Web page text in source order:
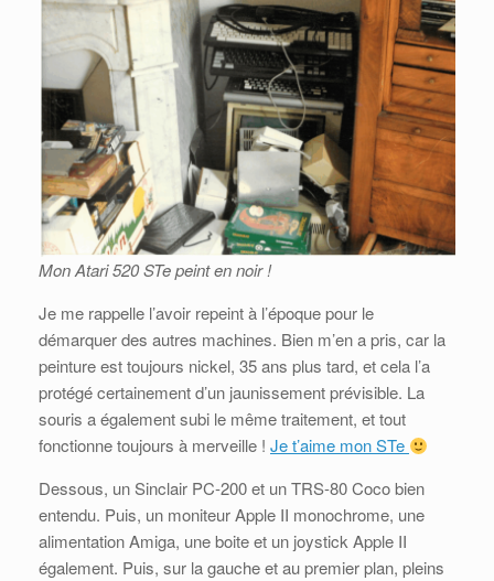
Mon Atari 520 STe peint en noir !
Je me rappelle l’avoir repeint à l’époque pour le
démarquer des autres machines. Bien m’en a pris, car la
peinture est toujours nickel, 35 ans plus tard, et cela l’a
protégé certainement d’un jaunissement prévisible. La
souris a également subi le même traitement, et tout
fonctionne toujours à merveille ! Je t’aime mon STe
Dessous, un Sinclair PC-200 et un TRS-80 Coco bien
entendu. Puis, un moniteur Apple II monochrome, une
alimentation Amiga, une boite et un joystick Apple II
également. Puis, sur la gauche et au premier plan, pleins